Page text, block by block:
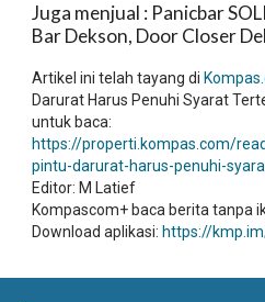
Juga menjual : Panicbar
Bar Dekson, Door Closer
Artikel ini telah tayang di
Darurat Harus Penuhi Syarat
untuk baca:
https://properti.kompas.com/
pintu-darurat-harus-penuhi-
Editor: M Latief
Kompascom+ baca berita tanpa
Download aplikasi: https://